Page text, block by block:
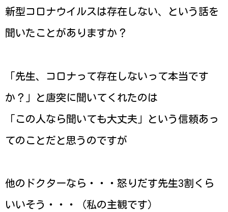
新型コロナウイルスは存在しない、という話を
聞いたことがありますか？
「先生、コロナって存在しないって本当です
か？」と唐突に聞いてくれたのは
「この人なら聞いても大丈夫」という信頼あっ
てのことだと思うのですが
他のドクターなら・・・怒りだす先生3割くら
いいそう・・・（私の主観です）